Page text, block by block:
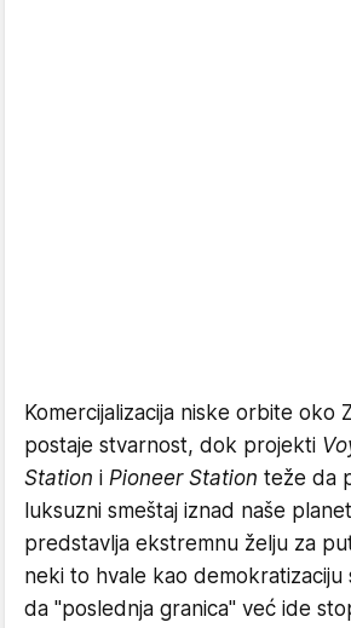
Komercijalizacija niske orbite oko
postaje stvarnost, dok projekti
Station i Pioneer Station teže da
luksuzni smeštaj iznad naše
predstavlja ekstremnu želju za
neki to hvale kao demokratizaciju
da "poslednja granica" već ide